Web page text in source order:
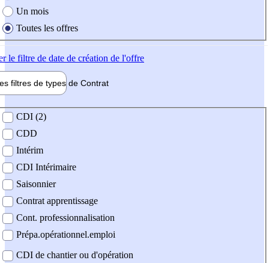
Un mois
Toutes les offres
le filtre de date de création de l'offre
filtres de types de Contrat
contrat
CDI (2)
CDD
Intérim
CDI Intérimaire
Saisonnier
Contrat apprentissage
Cont. professionnalisation
Prépa.opérationnel.emploi
CDI de chantier ou d'opération